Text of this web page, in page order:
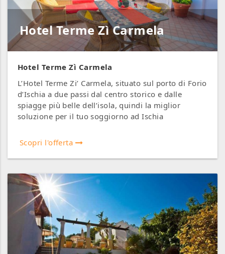
Hotel Terme Zì Carmela
Hotel Terme Zì Carmela
L’Hotel Terme Zi’ Carmela, situato sul porto di Forio
d’Ischia a due passi dal centro storico e dalle
spiagge più belle dell’isola, quindi la miglior
soluzione per il tuo soggiorno ad Ischia
Scopri l'offerta